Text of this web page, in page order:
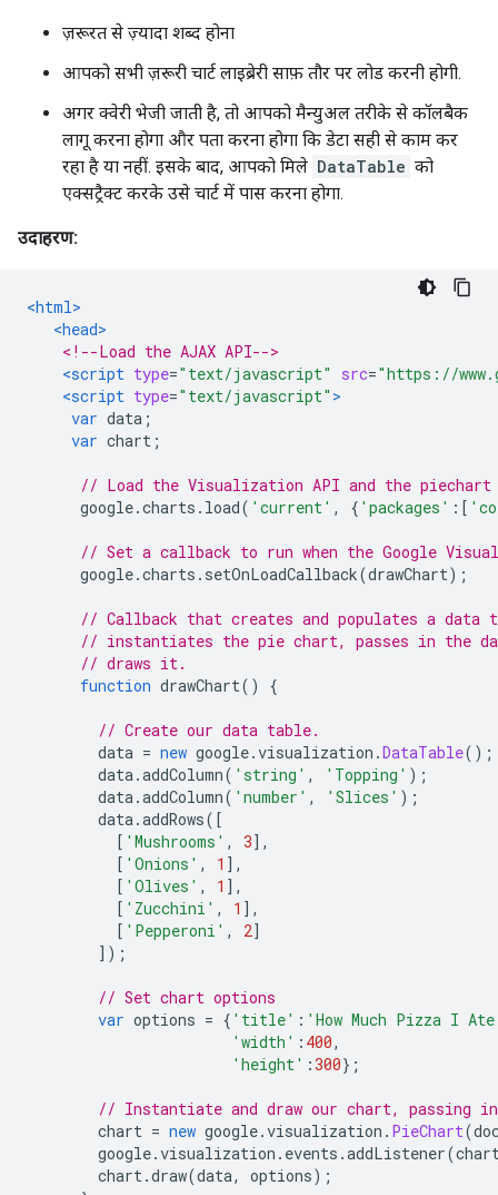
ज़रूरत से ज़्यादा शब्द होना
आपको सभी ज़रूरी चार्ट लाइब्रेरी साफ़ तौर पर लोड करनी होगी.
अगर क्वेरी भेजी जाती है, तो आपको मैन्युअल तरीके से कॉलबैक
लागू करना होगा और पता करना होगा कि डेटा सही से काम कर
रहा है या नहीं. इसके बाद, आपको मिले DataTable को
एक्सट्रैक्ट करके उसे चार्ट में पास करना होगा.
उदाहरण:
<html>
<head>
<!--Load the AJAX API-->
<script type="text/javascript" src="https://
<script type="text/javascript" >
var data ;
var chart ;
// Load the Visualization API and the piechart
google.charts . load( 'current' , { 'packages' :[
// Set a callback to run when the Google
google.charts . setOnLoadCallback(drawChart);
// Callback that creates and populates a data
// instantiates the pie chart, passes in the
// draws it.
function drawChart() {
// Create our data table.
data = new google.visualization .DataTable();
data.addColumn( 'string' , 'Topping' );
data.addColumn( 'number' , 'Slices' );
data.addRows([
[ 'Mushrooms' , 3],
[ 'Onions' , 1 ],
[ 'Olives' , 1 ],
[ 'Zucchini' , 1 ],
[ 'Pepperoni' , 2]
]);
// Set chart options
var options = { 'title' : 'How Much Pizza I
'width' : 400,
'height' :300};
// Instantiate and draw our chart, passing in
chart = new google.visualization . PieChart(
google.visualization . events .addListener(
chart.draw(data, options);